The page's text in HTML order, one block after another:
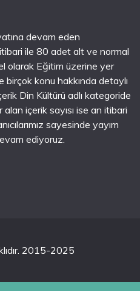
devam eden
ile 80 adet alt ve normal
olarak Eğitim üzerine yer
konu hakkında detaylı
Din Kültürü adlı kategoride
içerik sayısı ise an itibari
sayesinde yayım
ediyoruz.
2015-2025